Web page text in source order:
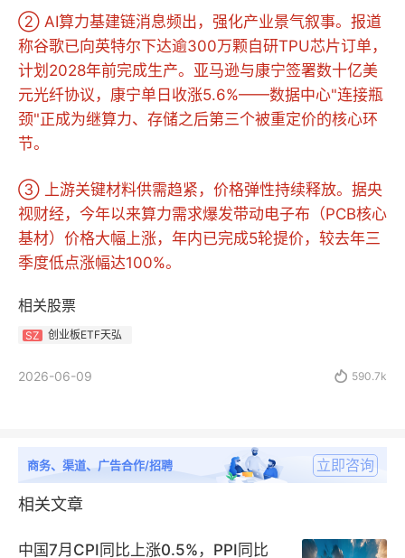
② AI算力基建链消息频出，强化产业景气叙事。报道
称谷歌已向英特尔下达逾300万颗自研TPU芯片订单，
计划2028年前完成生产。亚马逊与康宁签署数十亿美
元光纤协议，康宁单日收涨5.6%——数据中心"连接瓶
颈"正成为继算力、存储之后第三个被重定价的核心环
节。
③ 上游关键材料供需趋紧，价格弹性持续释放。据央
视财经，今年以来算力需求爆发带动电子布（PCB核心
基材）价格大幅上涨，年内已完成5轮提价，较去年三
季度低点涨幅达100%。
相关股票
SZ 创业板ETF天弘
2026-06-09  590.7k
商务、渠道、广告合作/招聘 立即咨询
相关文章
中国7月CPI同比上涨0.5%，PPI同比